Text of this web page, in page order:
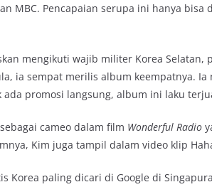
MBC. Pencapaian serupa ini hanya bisa
mengikuti wajib militer Korea Selatan,
ia sempat merilis album keempatnya. Ia
promosi langsung, album ini laku
cameo dalam film Wonderful Radio
Kim juga tampil dalam video klip
Korea paling dicari di Google di